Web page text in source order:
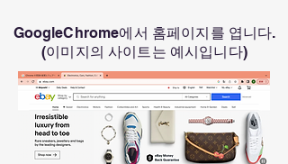
GoogleChrome에서 홈페이지를 엽니다.
(이미지의 사이트는 예시입니다)